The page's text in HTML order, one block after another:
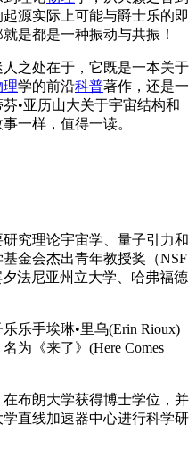
源实际上可能与爵士乐的即
是都是一种振动与共振！
人之处在于，它既是一本关于
理学的前沿科普著作，还是一
•亚历山大关于宇宙结构和
一样，值得一读。
究理论宇宙学、量子引力和
金会杰出青年教授奖（NSF
法尼亚州立大学、哈弗福德
乐手埃琳•里乌(Erin Rioux)
为《来了》(Here Comes
布朗大学获得博士学位，并
直线加速器中心进行科学研